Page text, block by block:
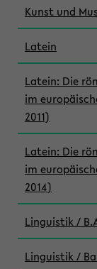
Kunst und
Latein
Latein: Die
im
2011)
Latein: Die
im
2014)
Linguistik /
Linguistik / Ba